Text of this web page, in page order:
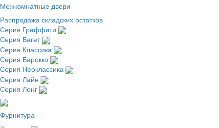
Межкомнатные двери
Распродажа складских остатков
Серия Граффити
Серия Багет
Серия Классика
Серия Барокко
Серия Неоклассика
Серия Лайн
Серия Лонг
Фурнитура